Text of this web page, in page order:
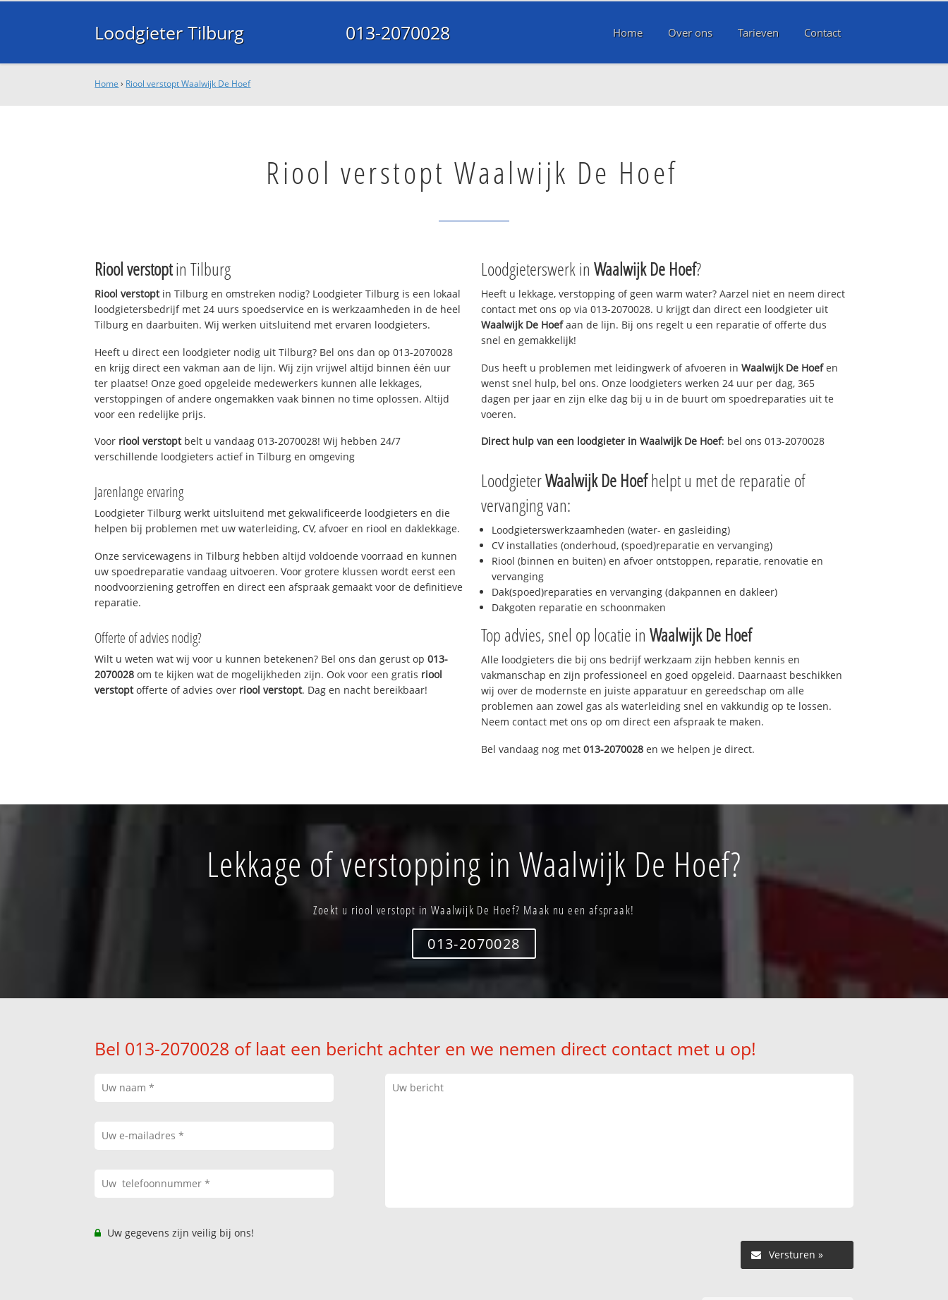
Loodgieter Tilburg 013-2070028 Home Over ons Tarieven Contact
Home › Riool verstopt Waalwijk De Hoef
Riool verstopt Waalwijk De Hoef
Riool verstoptin Tilburg
Riool verstoptin Tilburg en omstreken nodig? Loodgieter Tilburg is een lokaal
loodgietersbedrijf met 24 uurs spoedservice en is werkzaamheden in de heel
Tilburg en daarbuiten. Wij werken uitsluitend met ervaren loodgieters.
Heeft u direct een loodgieter nodig uit Tilburg? Bel ons dan op 013-2070028
en krijg direct een vakman aan de lijn. Wij zijn vrijwel altijd binnen één uur
ter plaatse! Onze goed opgeleide medewerkers kunnen alle lekkages,
verstoppingen of andere ongemakken vaak binnen no time oplossen. Altijd
voor een redelijke prijs.
Voor riool verstoptbelt u vandaag 013-2070028! Wij hebben 24/7
verschillende loodgieters actief in Tilburg en omgeving
Jarenlange ervaring
Loodgieter Tilburg werkt uitsluitend met gekwalificeerde loodgieters en die
helpen bij problemen met uw waterleiding, CV, afvoer en riool en daklekkage.
Onze servicewagens in Tilburg hebben altijd voldoende voorraad en kunnen
uw spoedreparatie vandaag uitvoeren. Voor grotere klussen wordt eerst een
noodvoorziening getroffen en direct een afspraak gemaakt voor de definitieve
reparatie.
Offerte of advies nodig?
Wilt u weten wat wij voor u kunnen betekenen? Bel ons dan gerust op013-
2070028 om te kijken wat de mogelijkheden zijn. Ook voor een gratis riool
verstoptofferte of advies over riool verstopt. Dag en nacht bereikbaar!
Loodgieterswerk in Waalwijk De Hoef?
Heeft u lekkage, verstopping of geen warm water? Aarzel niet en neem direct
contact met ons op via 013-2070028. U krijgt dan direct een loodgieter uit
Waalwijk De Hoefaan de lijn. Bij ons regelt u een reparatie of offerte dus
snel en gemakkelijk!
Dus heeft u problemen met leidingwerk of afvoeren in Waalwijk De Hoefen
wenst snel hulp, bel ons. Onze loodgieters werken 24 uur per dag, 365
dagen per jaar en zijn elke dag bij u in de buurt om spoedreparaties uit te
voeren.
Direct hulp van een loodgieter in Waalwijk De Hoef: bel ons 013-2070028
LoodgieterWaalwijk De Hoefhelpt u met de reparatie of
vervanging van:
Loodgieterswerkzaamheden (water- en gasleiding)
CV installaties (onderhoud, (spoed)reparatie en vervanging)
Riool (binnen en buiten) en afvoer ontstoppen, reparatie, renovatie en
vervanging
Dak(spoed)reparaties en vervanging (dakpannen en dakleer)
Dakgoten reparatie en schoonmaken
Top advies, snel op locatie in Waalwijk De Hoef
Alle loodgieters die bij ons bedrijf werkzaam zijn hebben kennis en
vakmanschap en zijn professioneel en goed opgeleid. Daarnaast beschikken
wij over de modernste en juiste apparatuur en gereedschap om alle
problemen aan zowel gas als waterleiding snel en vakkundig op te lossen.
Neem contact met ons op om direct een afspraak te maken.
Bel vandaag nog met 013-2070028 en we helpen je direct.
Lekkage of verstopping in Waalwijk De Hoef?
Zoekt u riool verstopt in Waalwijk De Hoef? Maak nu een afspraak!
013-2070028
Bel 013-2070028 of laat een bericht achter en we nemen direct contact met u op!
Uw gegevens zijn veilig bij ons!
Versturen »